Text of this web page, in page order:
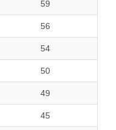
59
56
54
50
49
45